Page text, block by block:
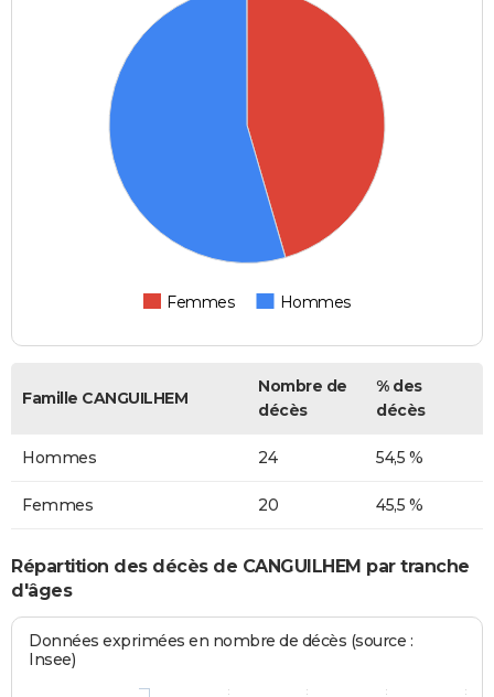
Femmes Hommes
Famille CANGUILHEM
Nombre de
décès
% des
décès
Hommes 24 54,5 %
Femmes 20 45,5 %
Répartition des décès de CANGUILHEM par tranche
d'âges
Données exprimées en nombre de décès (source :
Insee)